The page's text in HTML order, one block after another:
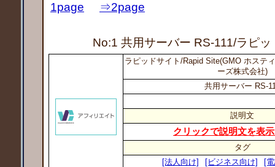
1page ⇒2page
No:1 共用サーバー RS-111/ラピッ
ラピッドサイト/Rapid Site(GMO ホステ
ーズ株式会社)
共用サーバー RS-
説明文
クリックで説明文を表
タグ
[法人向け]
[ビジネス向け]
[